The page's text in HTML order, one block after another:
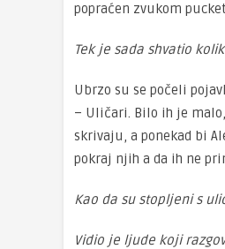
popraćen zvukom
Tek je sada shvatio
Ubrzo su se počeli
– Uličari. Bilo ih je malo,
skrivaju, a ponekad bi
pokraj njih a da ih ne
Kao da su stopljeni s
Vidio je ljude koji